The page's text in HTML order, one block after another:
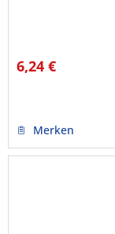
6,24 €
Merken